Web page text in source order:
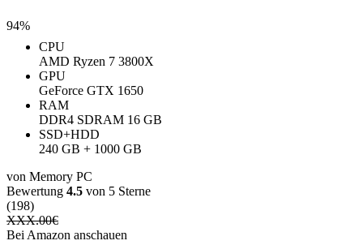
94%
CPU
AMD Ryzen 7 3800X
GPU
GeForce GTX 1650
RAM
‎DDR4 SDRAM ‎16 GB
SSD+HDD
240 GB + 1000 GB
von Memory PC
Bewertung 4.5 von 5 Sterne
(198)
XXX.00€
Bei Amazon anschauen